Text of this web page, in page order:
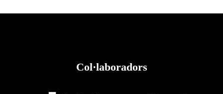
Col·laboradors